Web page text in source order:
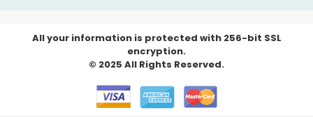
All your information is protected with 256-bit SSL
encryption.
© 2025 All Rights Reserved.